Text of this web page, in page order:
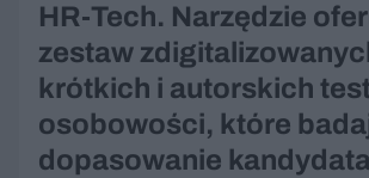
HR-Tech. Narzędzie
zestaw
krótkich i autorskich
osobowości, które
dopasowanie